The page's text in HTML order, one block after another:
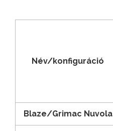
Név/konfiguráció
Blaze/Grimac Nuvola